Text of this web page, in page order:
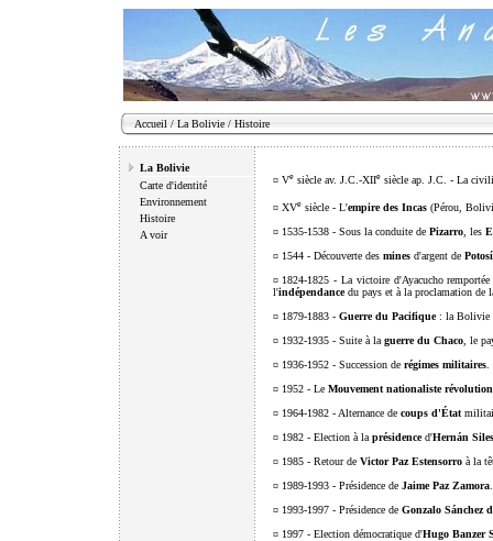
Accueil / La Bolivie/ Histoire
La Bolivie
Carte d'identité
Environnement
Histoire
A voir
¤ Vesiècle av. J.C.-XIIesiècle ap. J.C. - La
¤ XVesiècle - L'empire des Incas(Pérou,
¤ 1535-1538 - Sous la conduite de Pizarro, les
¤ 1544 - Découverte des minesd'argent de Potosí
¤ 1824-1825 - La victoire d'Ayacucho
l'indépendancedu pays et à la proclamation de
¤ 1879-1883 - Guerre du Pacifique: la Bolivie
¤ 1932-1935 - Suite à la guerre du Chaco, le
¤ 1936-1952 - Succession de régimes militaires.
¤ 1952 - Le Mouvement nationaliste
¤ 1964-1982 - Alternance de coups d'État
¤ 1982 - Election à la présidenced'Hernán
¤ 1985 - Retour de Victor Paz Estensorro à la
¤ 1989-1993 - Présidence de Jaime Paz Zamora.
¤ 1993-1997 - Présidence de Gonzalo Sánchez
¤ 1997 - Election démocratique d'Hugo Banzer